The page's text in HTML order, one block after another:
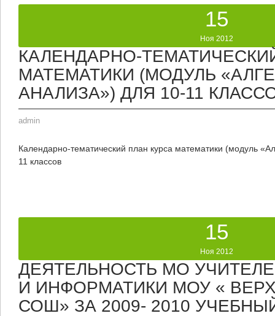
15
Ноя 2012
КАЛЕНДАРНО-
МАТЕМАТИКИ (МОДУЛЬ
АНАЛИЗА») ДЛЯ 10-11
admin
Календарно-тематический план курса математики (модуль
11 классов
15
Ноя 2012
ДЕЯТЕЛЬНОСТЬ МО
И ИНФОРМАТИКИ МОУ «
СОШ» ЗА 2009- 2010